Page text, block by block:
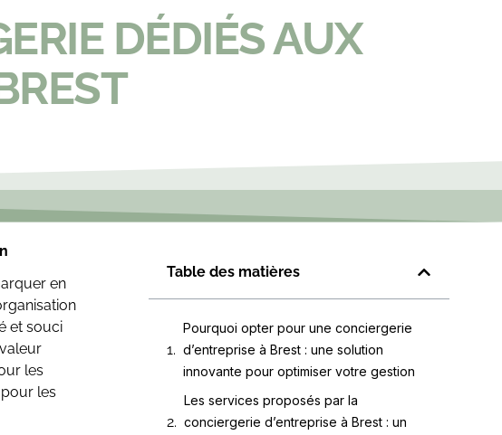
DÉDIÉS AUX
en
et souci
les
les
Table des matières
Pourquoi opter pour une conciergerie
d’entreprise à Brest : une solution
innovante pour optimiser votre gestion
Les services proposés par la
conciergerie d’entreprise à Brest : un